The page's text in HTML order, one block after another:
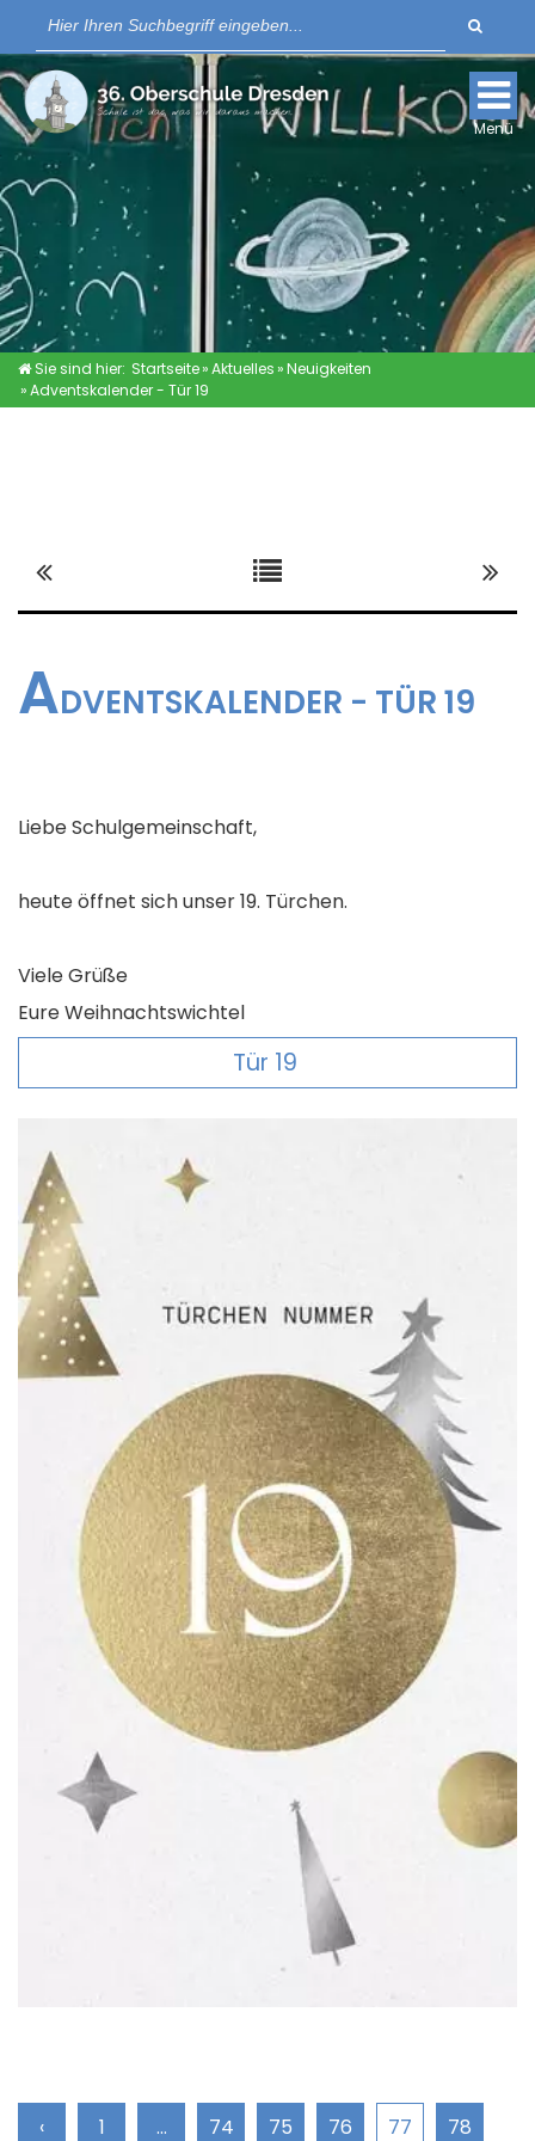
Suche
Für Lernende
Für Eltern
Schulkleidung
Links
Menü
AKTUELLES
DIGITALE SCHULE
ORGANISATION
NETZWERK
Sie sind hier: Startseite»Aktuelles»Neuigkeiten
»Adventskalender - Tür 19
ADVENTSKALENDER - TÜR 19
Liebe Schulgemeinschaft,
heute öffnet sich unser 19. Türchen.
Viele Grüße
Eure Weihnachtswichtel
Tür 19
‹ 1 ... 74 75 76 77 78